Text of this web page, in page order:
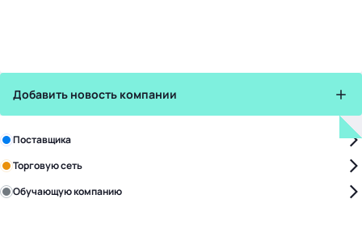
Добавить новость компании
Поставщика
Торговую сеть
Обучающую компанию